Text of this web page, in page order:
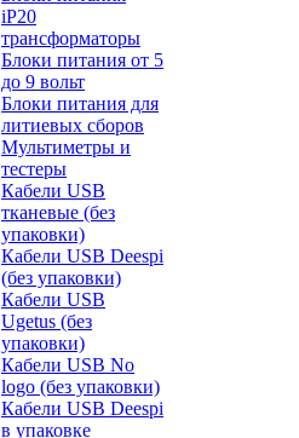
iP20
трансформаторы
Блоки питания от 5
до 9 вольт
Блоки питания для
литиевых сборов
Мультиметры и
тестеры
Кабели USB
тканевые (без
упаковки)
Кабели USB Deespi
(без упаковки)
Кабели USB
Ugetus (без
упаковки)
Кабели USB No
logo (без упаковки)
Кабели USB Deespi
в упаковке